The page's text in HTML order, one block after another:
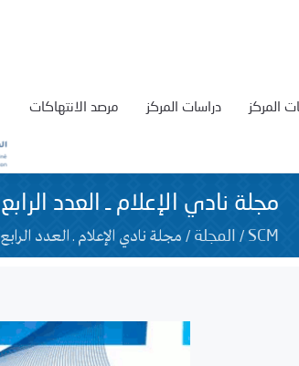
مرصد الانتهاكات دراسات المركز المركز
مجلة نادي الإعلام ـ العدد الرابع
SCM
/ المجلة / مجلة نادي الإعلام ـ العدد الرابع